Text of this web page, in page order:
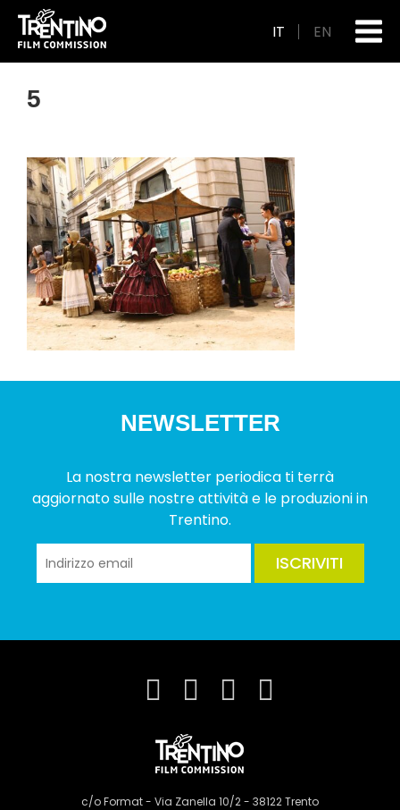
IT EN
5
NEWSLETTER
La nostra newsletter periodica ti terrà
aggiornato sulle nostre attività e le produzioni in
Trentino.
ISCRIVITI
c/o Format - Via Zanella 10/2 - 38122 Trento